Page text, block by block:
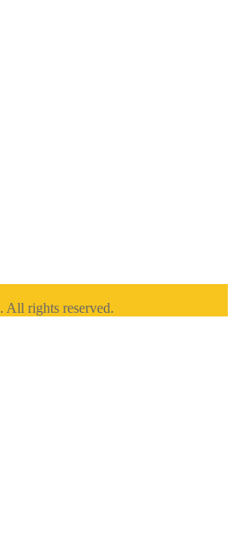
. All rights reserved.